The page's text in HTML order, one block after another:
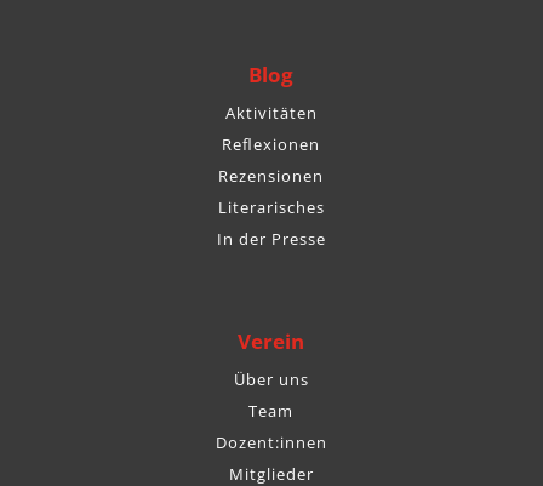
Blog
Aktivitäten
Reflexionen
Rezensionen
Literarisches
In der Presse
Verein
Über uns
Team
Dozent:innen
Mitglieder